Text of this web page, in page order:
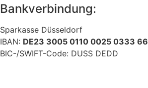
Bankverbindung:
Sparkasse Düsseldorf
IBAN: DE23 3005 0110 0025 0333 66
BIC-/SWIFT-Code: DUSS DEDD